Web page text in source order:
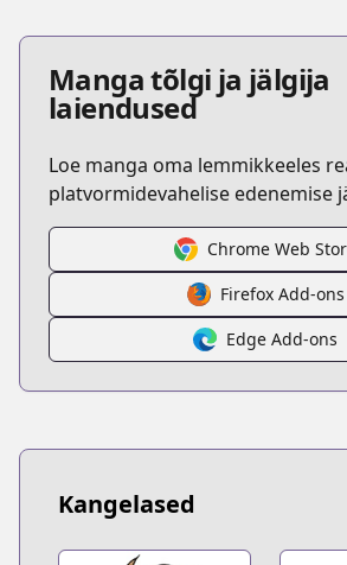
Manga tõlgi ja jälgija
laiendused
Loe manga oma lemmikkeeles
platvormidevahelise edenemise
Chrome Web
Firefox Add-ons
Edge Add-ons
Kangelased